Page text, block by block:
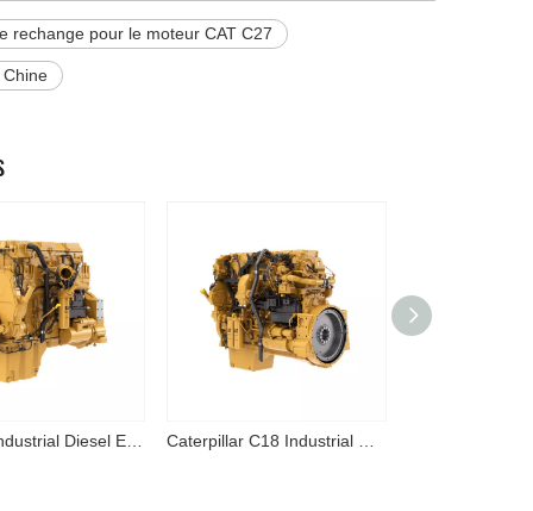
rechange pour le moteur CAT C27